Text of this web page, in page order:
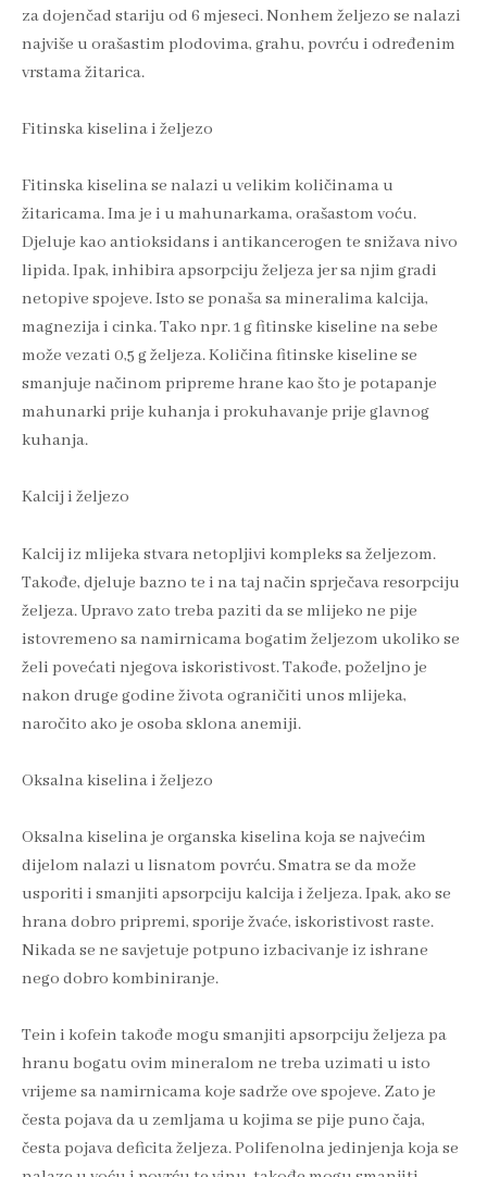
za dojenčad stariju od 6 mjeseci. Nonhem željezo se nalazi
najviše u orašastim plodovima, grahu, povrću i određenim
vrstama žitarica.
Fitinska kiselina i željezo
Fitinska kiselina se nalazi u velikim količinama u
žitaricama. Ima je i u mahunarkama, orašastom voću.
Djeluje kao antioksidans i antikancerogen te snižava nivo
lipida. Ipak, inhibira apsorpciju željeza jer sa njim gradi
netopive spojeve. Isto se ponaša sa mineralima kalcija,
magnezija i cinka. Tako npr. 1 g fitinske kiseline na sebe
može vezati 0,5 g željeza. Količina fitinske kiseline se
smanjuje načinom pripreme hrane kao što je potapanje
mahunarki prije kuhanja i prokuhavanje prije glavnog
kuhanja.
Kalcij i željezo
Kalcij iz mlijeka stvara netopljivi kompleks sa željezom.
Takođe, djeluje bazno te i na taj način sprječava resorpciju
željeza. Upravo zato treba paziti da se mlijeko ne pije
istovremeno sa namirnicama bogatim željezom ukoliko se
želi povećati njegova iskoristivost. Takođe, poželjno je
nakon druge godine života ograničiti unos mlijeka,
naročito ako je osoba sklona anemiji.
Oksalna kiselina i željezo
Oksalna kiselina je organska kiselina koja se najvećim
dijelom nalazi u lisnatom povrću. Smatra se da može
usporiti i smanjiti apsorpciju kalcija i željeza. Ipak, ako se
hrana dobro pripremi, sporije žvaće, iskoristivost raste.
Nikada se ne savjetuje potpuno izbacivanje iz ishrane
nego dobro kombiniranje.
Tein i kofein takođe mogu smanjiti apsorpciju željeza pa
hranu bogatu ovim mineralom ne treba uzimati u isto
vrijeme sa namirnicama koje sadrže ove spojeve. Zato je
česta pojava da u zemljama u kojima se pije puno čaja,
česta pojava deficita željeza. Polifenolna jedinjenja koja se